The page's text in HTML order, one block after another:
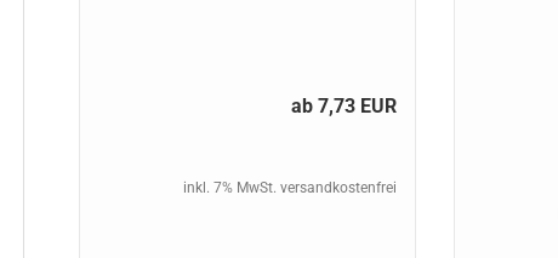
ab 7,73 EUR
inkl. 7% MwSt. versandkostenfrei